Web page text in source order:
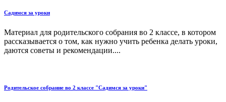
Садимся за уроки
Материал для родительского собрания во 2 классе, в котором
рассказывается о том, как нужно учить ребенка делать уроки,
даются советы и рекомендации....
Родительское собрание во 2 классе "Садимся за уроки"